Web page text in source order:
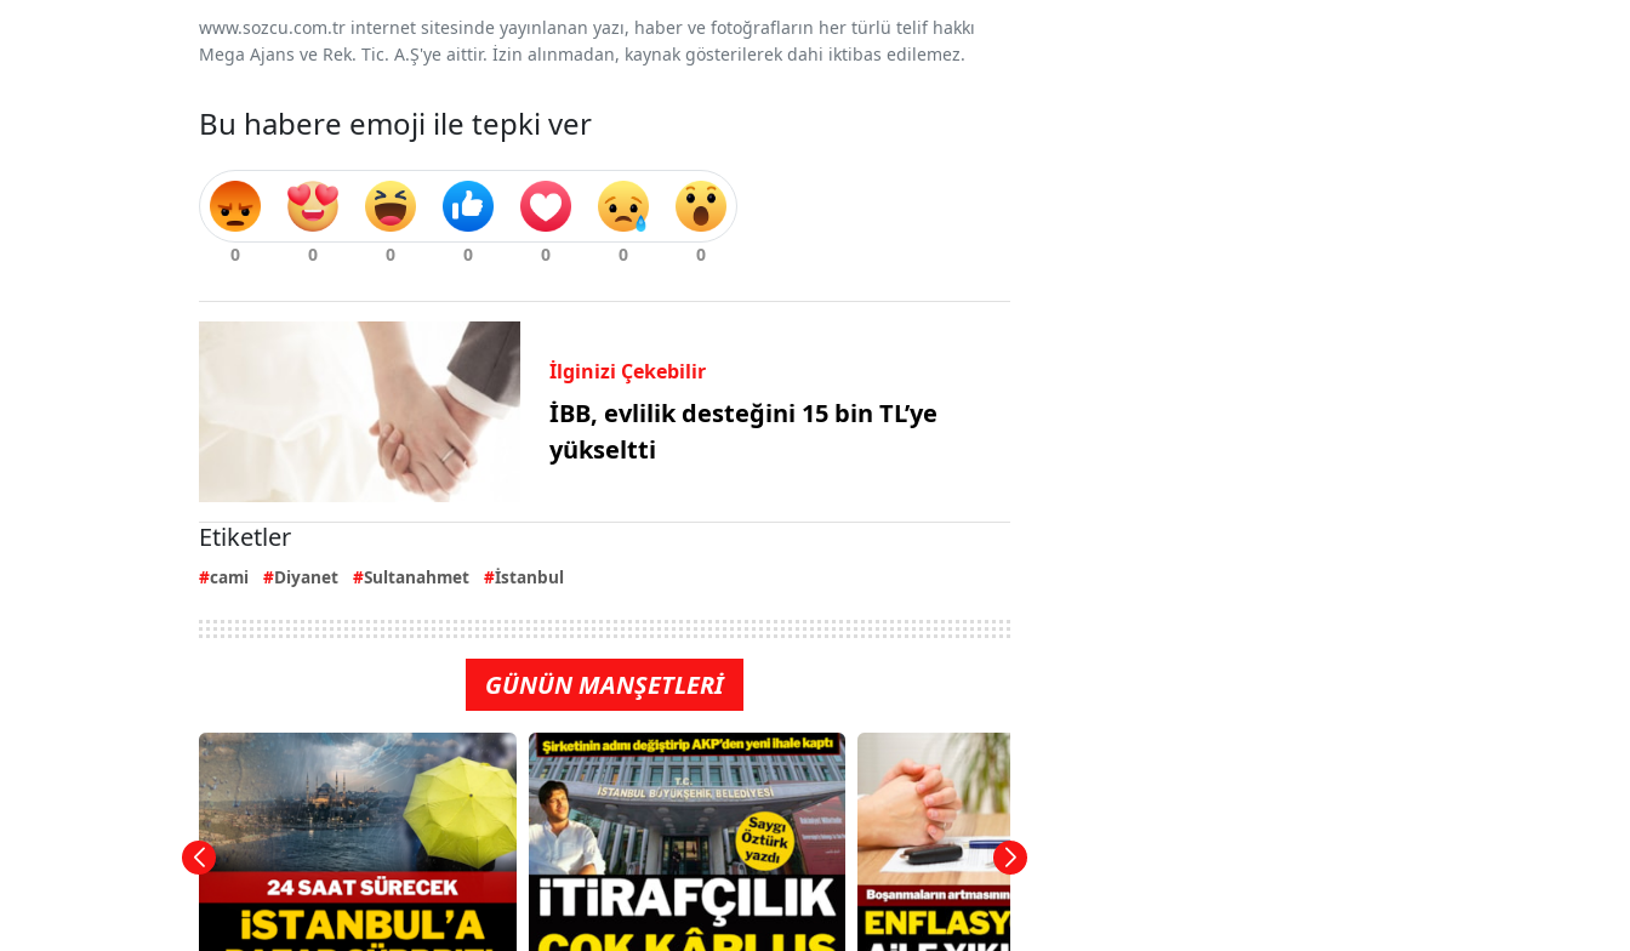
www.sozcu.com.tr internet sitesinde yayınlanan yazı, haber ve fotoğrafların her türlü telif hakkı
Mega Ajans ve Rek. Tic. A.Ş'ye aittir. İzin alınmadan, kaynak gösterilerek dahi iktibas edilemez.
Bu habere emoji ile tepki ver
İlginizi Çekebilir
İBB, evlilik desteğini 15 bin TL’ye
yükseltti
Etiketler
cami Diyanet Sultanahmet İstanbul
GÜNÜN MANŞETLERİ